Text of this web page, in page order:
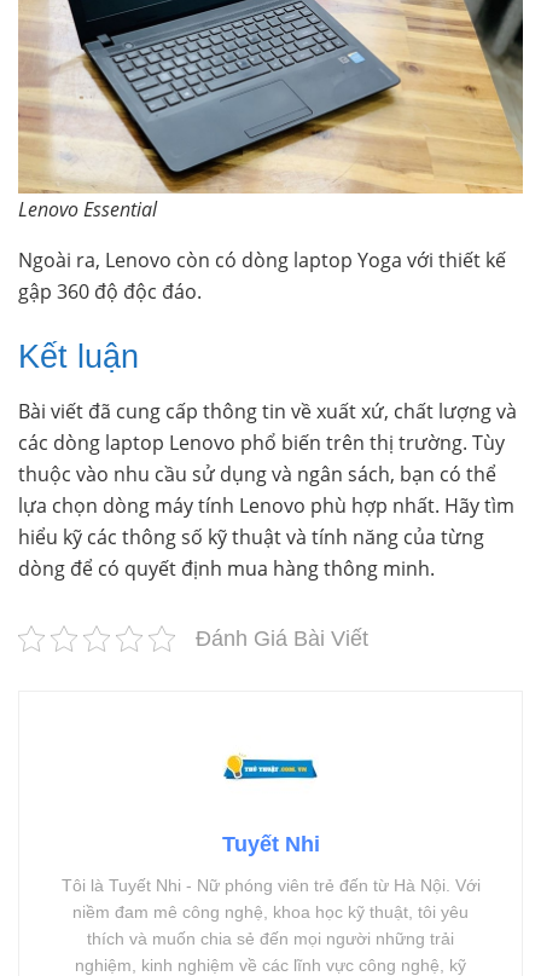
Lenovo Essential
Ngoài ra, Lenovo còn có dòng laptop Yoga với thiết kế
gập 360 độ độc đáo.
Kết luận
Bài viết đã cung cấp thông tin về xuất xứ, chất lượng và
các dòng laptop Lenovo phổ biến trên thị trường. Tùy
thuộc vào nhu cầu sử dụng và ngân sách, bạn có thể
lựa chọn dòng máy tính Lenovo phù hợp nhất. Hãy tìm
hiểu kỹ các thông số kỹ thuật và tính năng của từng
dòng để có quyết định mua hàng thông minh.
Đánh Giá Bài Viết
Tuyết Nhi
Tôi là Tuyết Nhi - Nữ phóng viên trẻ đến từ Hà Nội. Với
niềm đam mê công nghệ, khoa học kỹ thuật, tôi yêu
thích và muốn chia sẻ đến mọi người những trải
nghiệm, kinh nghiệm về các lĩnh vực công nghệ, kỹ